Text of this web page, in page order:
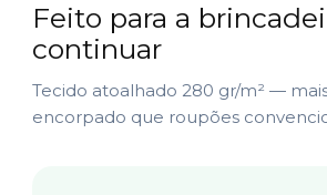
Feito para a
continuar
Tecido atoalhado 280 gr/m² —
encorpado que roupões